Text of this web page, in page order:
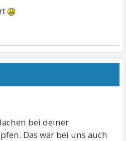
bei deiner
Das war bei uns auch